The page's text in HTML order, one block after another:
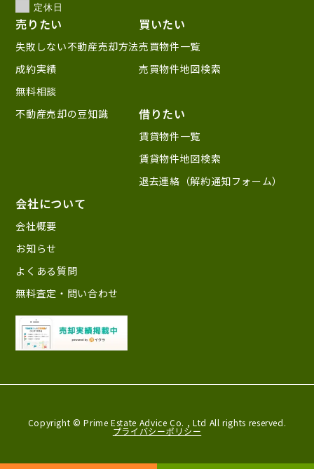
定休日
売りたい
失敗しない不動産売却方法
成約実績
無料相談
不動産売却の豆知識
買いたい
売買物件一覧
売買物件地図検索
借りたい
賃貸物件一覧
賃貸物件地図検索
退去連絡（解約通知フォーム）
会社について
会社概要
お知らせ
よくある質問
無料査定・問い合わせ
Copyright © Prime Estate Advice Co. , Ltd All rights reserved.
プライバシーポリシー